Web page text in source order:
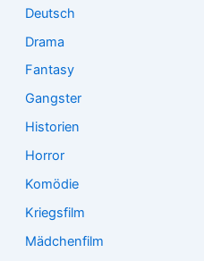
Deutsch
Drama
Fantasy
Gangster
Historien
Horror
Komödie
Kriegsfilm
Mädchenfilm